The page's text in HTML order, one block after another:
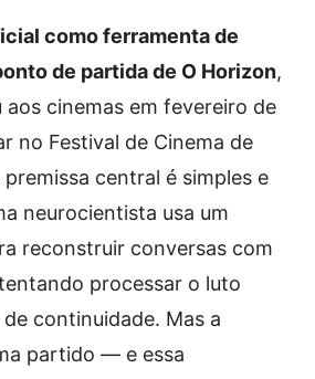
como ferramenta de
de partida de O Horizon,
cinemas em fevereiro de
no Festival de Cinema de
central é simples e
neurocientista usa um
reconstruir conversas com
processar o luto
continuidade. Mas a
partido — e essa